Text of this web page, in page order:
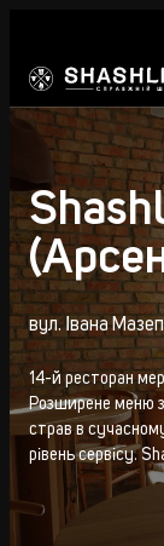
вул. Івана
14-й ресторан
Розширене меню
страв в
рівень сервісу.